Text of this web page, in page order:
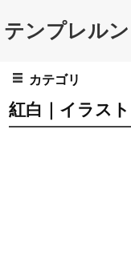
テンプレルン
カテゴリ
紅白｜イラス